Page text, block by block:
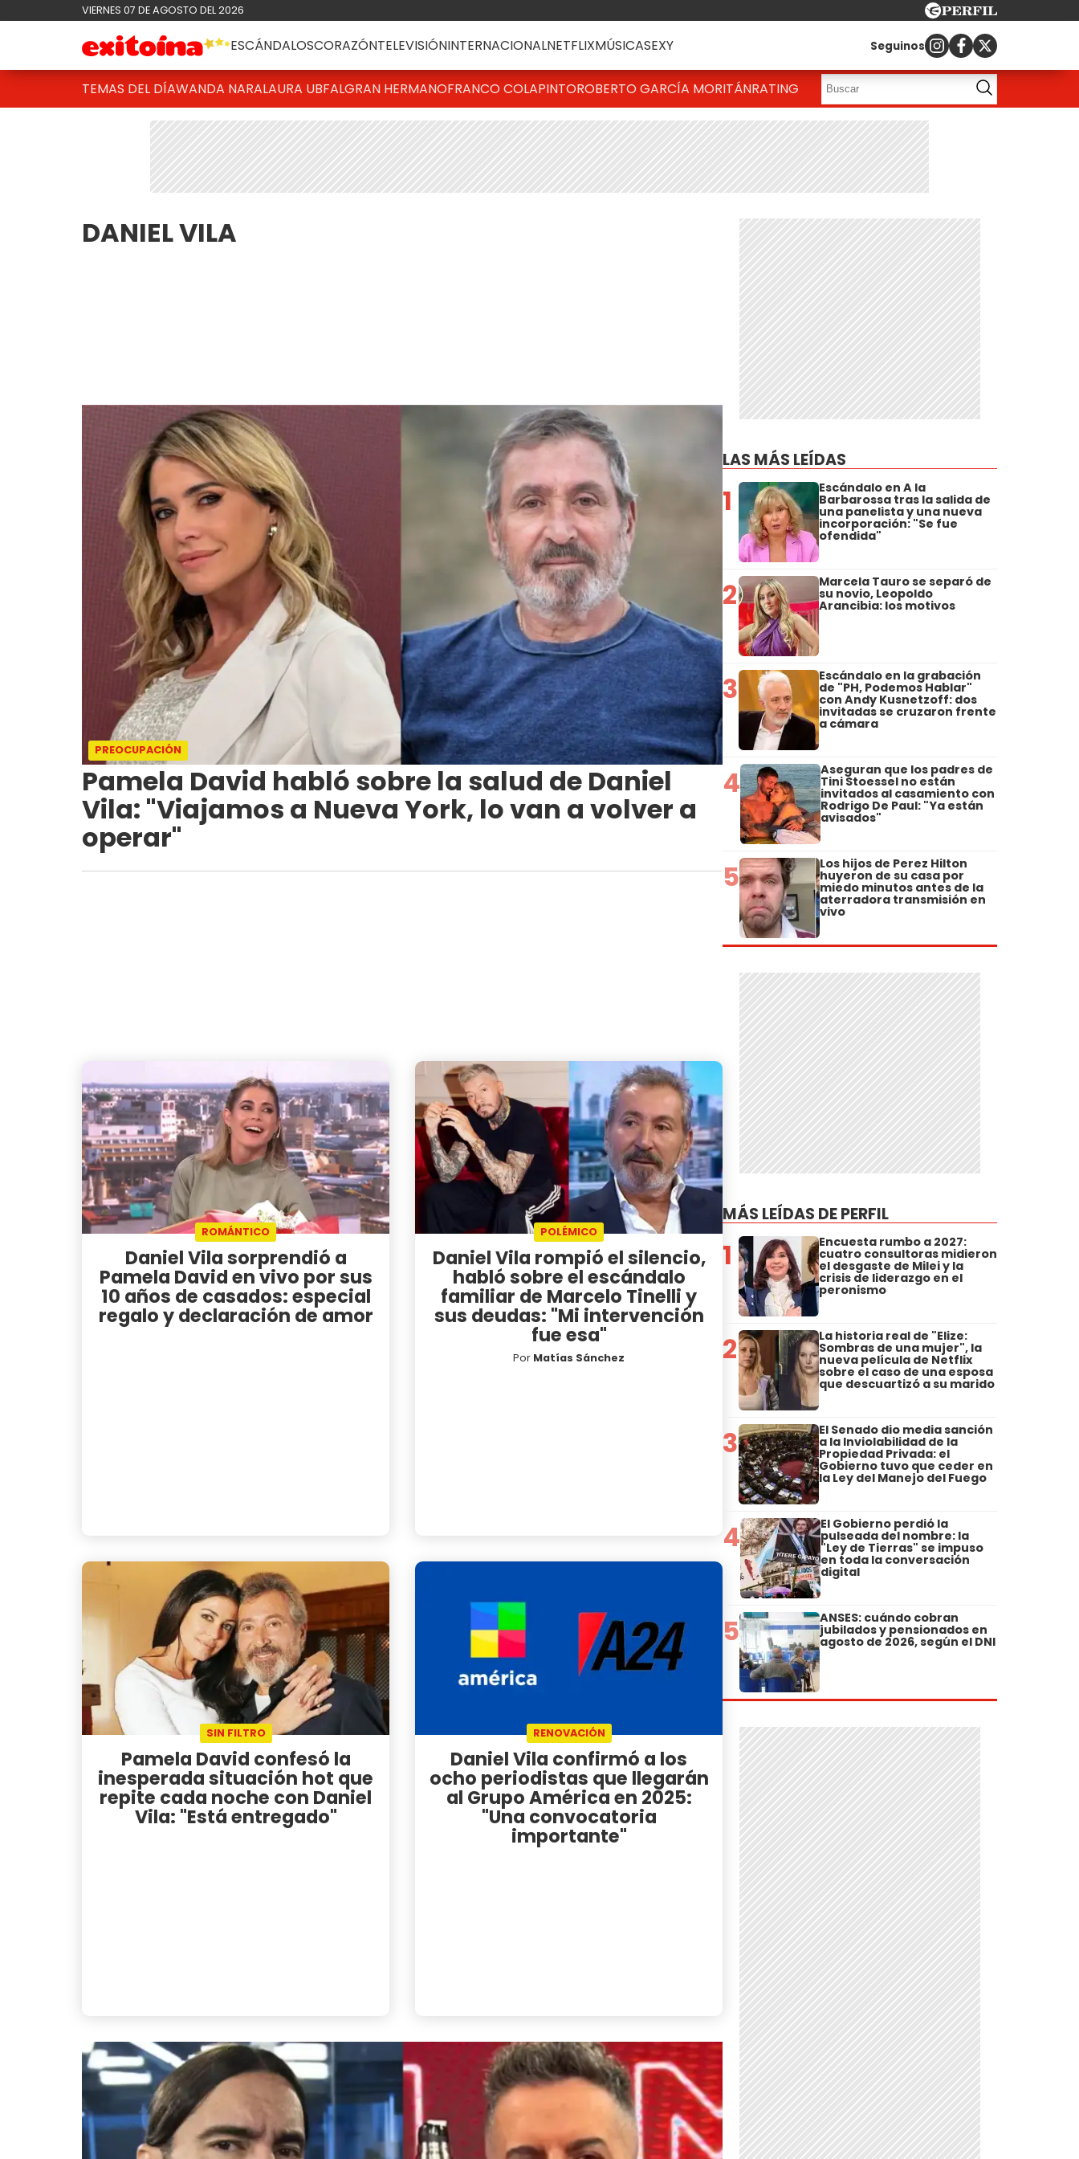
VIERNES 07 DE AGOSTO DEL 2026
ESCÁNDALOSCORAZÓNTELEVISIÓNINTERNACIONALNETFLIXMÚSICASEXY Seguinos
TEMAS DEL DÍAWANDA NARALAURA UBFALGRAN HERMANOFRANCO COLAPINTOROBERTO GARCÍA MORITÁNRATING
DANIEL VILA
PREOCUPACIÓN
Pamela David habló sobre la salud de Daniel
Vila: "Viajamos a Nueva York, lo van a volver a
operar"
ROMÁNTICO
Daniel Vila sorprendió a
Pamela David en vivo por sus
10 años de casados: especial
regalo y declaración de amor
POLÉMICO
Daniel Vila rompió el silencio,
habló sobre el escándalo
familiar de Marcelo Tinelli y
sus deudas: "Mi intervención
fue esa"
Por Matías Sánchez
SIN FILTRO
Pamela David confesó la
inesperada situación hot que
repite cada noche con Daniel
Vila: "Está entregado"
RENOVACIÓN
Daniel Vila confirmó a los
ocho periodistas que llegarán
al Grupo América en 2025:
"Una convocatoria
importante"
LAS MÁS LEÍDAS
1 Escándalo en A la
Barbarossa tras la salida de
una panelista y una nueva
incorporación: "Se fue
ofendida"
2 Marcela Tauro se separó de
su novio, Leopoldo
Arancibia: los motivos
3 Escándalo en la grabación
de "PH, Podemos Hablar"
con Andy Kusnetzoff: dos
invitadas se cruzaron frente
a cámara
4 Aseguran que los padres de
Tini Stoessel no están
invitados al casamiento con
Rodrigo De Paul: "Ya están
avisados"
5 Los hijos de Perez Hilton
huyeron de su casa por
miedo minutos antes de la
aterradora transmisión en
vivo
MÁS LEÍDAS DE PERFIL
1 Encuesta rumbo a 2027:
cuatro consultoras midieron
el desgaste de Milei y la
crisis de liderazgo en el
peronismo
2 La historia real de "Elize:
Sombras de una mujer", la
nueva película de Netflix
sobre el caso de una esposa
que descuartizó a su marido
3 El Senado dio media sanción
a la Inviolabilidad de la
Propiedad Privada: el
Gobierno tuvo que ceder en
la Ley del Manejo del Fuego
4 El Gobierno perdió la
pulseada del nombre: la
"Ley de Tierras" se impuso
en toda la conversación
digital
5 ANSES: cuándo cobran
jubilados y pensionados en
agosto de 2026, según el DNI